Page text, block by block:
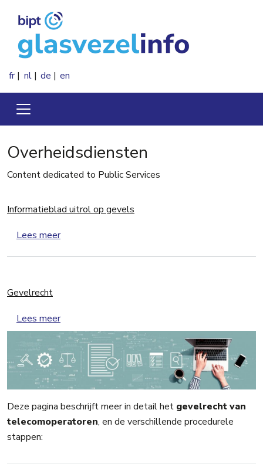
fr nl de en
Overheidsdiensten
Content dedicated to Public Services
Informatieblad uitrol op gevels
Lees meerover Informatieblad uitrol op gevels
Gevelrecht
Lees meerover Gevelrecht
Deze pagina beschrijft meer in detail het gevelrecht van
telecomoperatoren, en de verschillende procedurele
stappen: